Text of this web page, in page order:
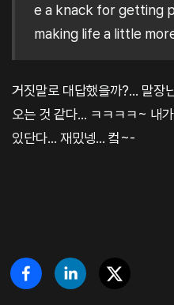
e a knack for getting
making life a little
거짓말로 대답했을까?... 말장
오는 것 같다... ㅋㅋㅋㅋ~ 내
있단다... 재밌넹... 컼~-